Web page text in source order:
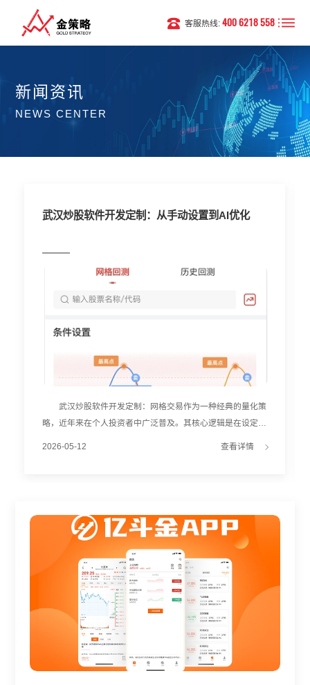
客服热线: 400 6218 558
新闻资讯
NEWS CENTER
武汉炒股软件开发定制：从手动设置到AI优化
武汉炒股软件开发定制：网格交易作为一种经典的量化策
略，近年来在个人投资者中广泛普及。其核心逻辑是在设定价
枢，AI能推荐最优的网格间距与仓位分配，提升策略稳定性。
部分平台已实现“智能回测+参数推荐”一体化服务。用户
只需输入标的代码，系统即可自动完成过
2026-05-12 查看详情